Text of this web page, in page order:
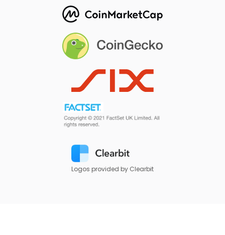
Logos provided by Clearbit